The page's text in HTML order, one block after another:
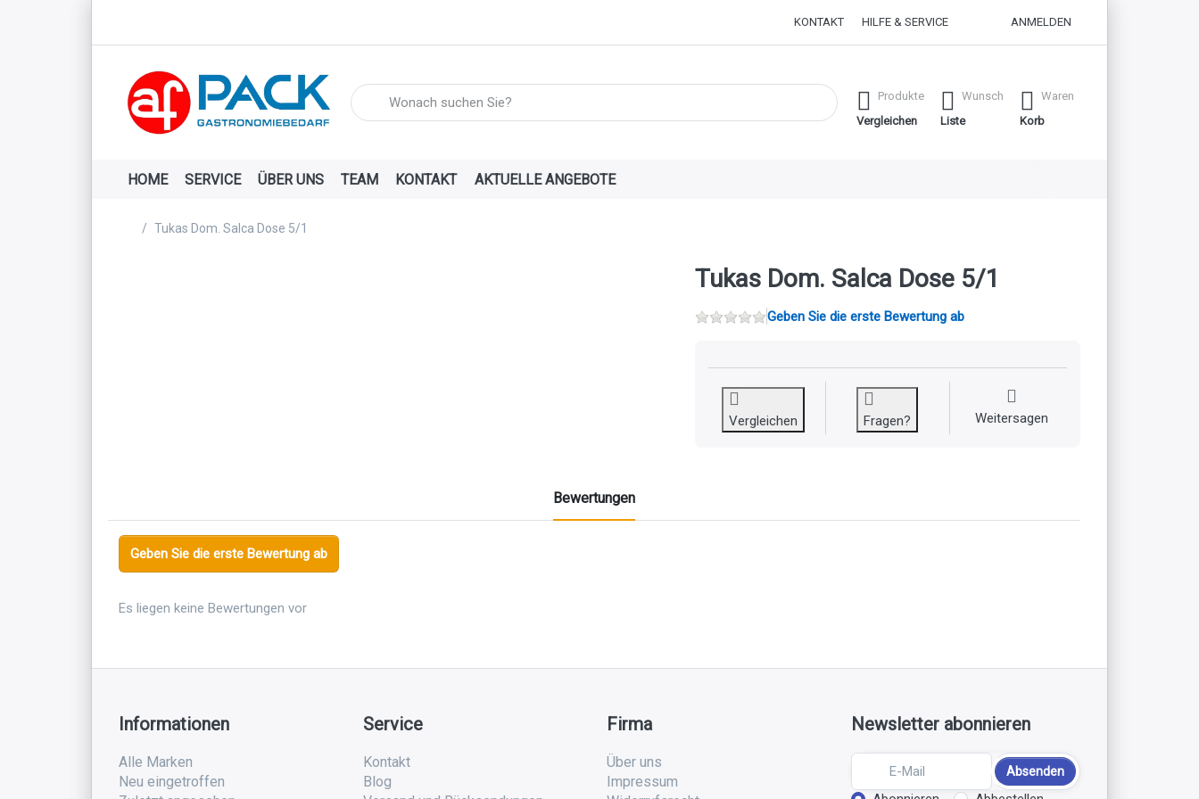
KONTAKT HILFE & SERVICE ANMELDEN
Geben Sie einen Suchbegriff ein. Während Sie tippen, erscheinen automatisch erste Ergebnisse. Drücken Sie die Eingabetaste, um alle
Produkte
Vergleichen
Wunsch
Liste
Waren
Korb
HOME SERVICE ÜBER UNS TEAM KONTAKT AKTUELLE ANGEBOTE
Startseite
Tukas Dom. Salca Dose 5/1
Tukas Dom. Salca Dose 5/1
Geben Sie die erste Bewertung ab
Vergleichen Fragen? Weitersagen
Bewertungen
Geben Sie die erste Bewertung ab
Es liegen keine Bewertungen vor
Informationen
Alle Marken
Neu eingetroffen
Service
Kontakt
Blog
Firma
Über uns
Impressum
Newsletter abonnieren
Absenden